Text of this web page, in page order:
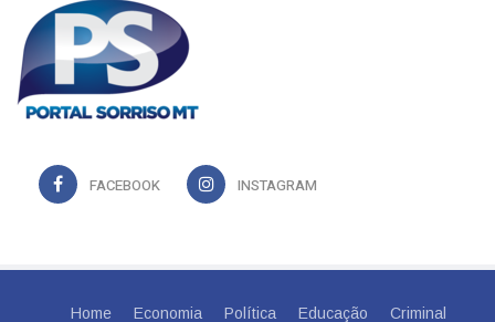
FACEBOOK INSTAGRAM
Home Economia Política Educação Criminal